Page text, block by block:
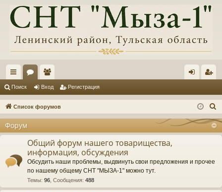
с
ы
и
ум
ол
ьз
ат
ел
и
д ис
ац
Поиск Вход Регистрация
Список форумов
Форум
Общий форум нашего товарищества,
информация, обсуждения
Обсудить наши проблемы, выдвинуть свои предложения и прочее
по нашему общему СНТ "МЫЗА-1" можно тут.
Темы: 96 Сообщения: 488